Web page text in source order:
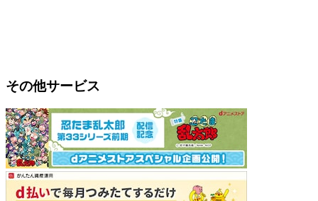
その他サービス